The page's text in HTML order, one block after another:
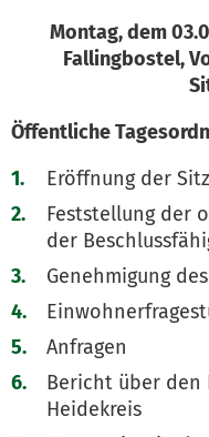
Montag, dem
Fallingbostel,
Öffentliche
Eröffnung der
Feststellung der
der
Genehmigung
Anfragen
Bericht über den
Heidekreis